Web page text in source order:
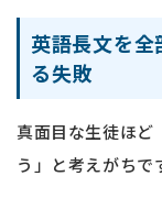
英語長文を全
る失敗
真面目な生徒ほど
う」と考えがちで